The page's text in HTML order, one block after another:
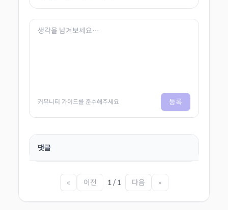
커뮤니티 가이드를 준수해주세요 등록
댓글
« 이전 1 / 1 다음 »